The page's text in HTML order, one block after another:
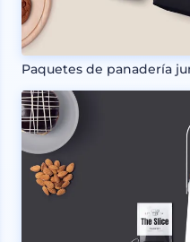
Paquetes de panadería